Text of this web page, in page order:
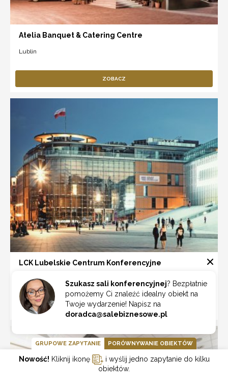
Atelia Banquet & Catering Centre
Lublin
ZOBACZ
LCK Lubelskie Centrum Konferencyjne
Lublin
ZOBACZ
Szukasz sali konferencyjnej? Bezpłatnie
pomożemy Ci znaleźć idealny obiekt na
Twoje wydarzenie! Napisz na
doradca@salebiznesowe.pl
GRUPOWE ZAPYTANIE PORÓWNYWANIE OBIEKTÓW
Nowość! Kliknij ikonę
i wyślij jedno zapytanie do kilku
obiektów.